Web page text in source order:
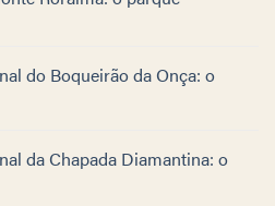
do Boqueirão da Onça: o
da Chapada Diamantina: o